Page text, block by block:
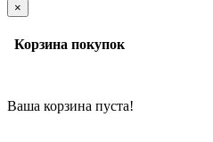
×
Корзина покупок
Ваша корзина пуста!